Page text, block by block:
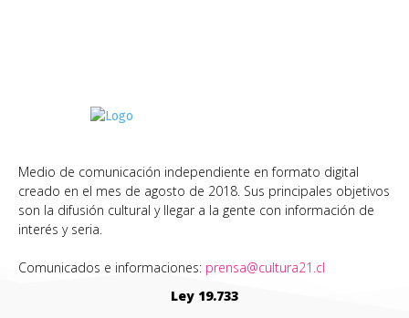
Medio de comunicación independiente en formato digital
creado en el mes de agosto de 2018. Sus principales objetivos
son la difusión cultural y llegar a la gente con información de
interés y seria.
Comunicados e informaciones: prensa@cultura21.cl
Ley 19.733